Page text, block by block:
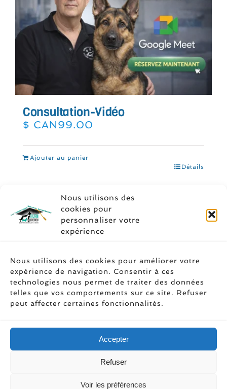
Nous utilisons des
cookies pour
personnaliser votre
expérience
Nous utilisons des cookies pour améliorer votre
expérience de navigation. Consentir à ces
technologies nous permet de traiter des données
telles que vos comportements sur ce site. Refuser
peut affecter certaines fonctionnalités.
Accepter
Refuser
Voir les préférences
Consultation-Vidéo
$ CAN99.00
Ajouter au panier
Détails
Soyez social